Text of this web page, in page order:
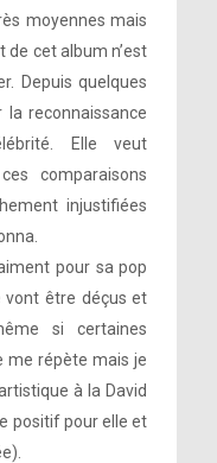
moyennes mais
de cet album n’est
Depuis quelques
reconnaissance
Elle veut
comparaisons
injustifiées
pour sa pop
vont être déçus et
si certaines
me répète mais je
à la David
positif pour elle et